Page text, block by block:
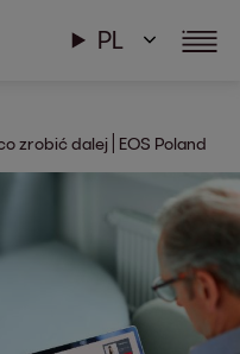
PL
zrobić dalej | EOS Poland